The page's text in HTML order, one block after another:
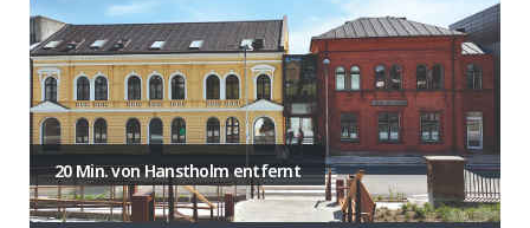
20 Min. von Hanstholm entfernt